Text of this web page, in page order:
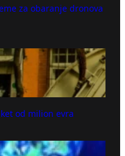
za obaranje dronova
od milion evra